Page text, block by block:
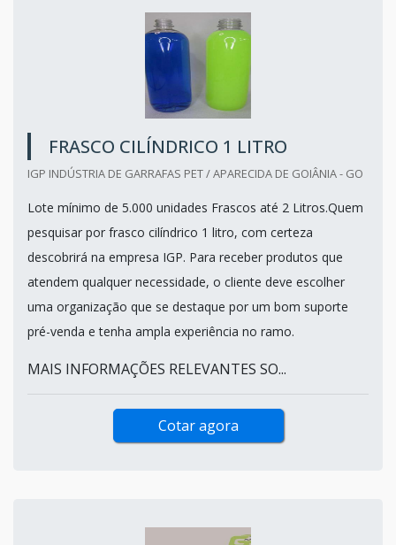
FRASCO CILÍNDRICO 1 LITRO
IGP INDÚSTRIA DE GARRAFAS PET / APARECIDA DE GOIÂNIA - GO
Lote mínimo de 5.000 unidades Frascos até 2 Litros.Quem
pesquisar por frasco cilíndrico 1 litro, com certeza
descobrirá na empresa IGP. Para receber produtos que
atendem qualquer necessidade, o cliente deve escolher
uma organização que se destaque por um bom suporte
pré-venda e tenha ampla experiência no ramo.
MAIS INFORMAÇÕES RELEVANTES SO...
Cotar agora